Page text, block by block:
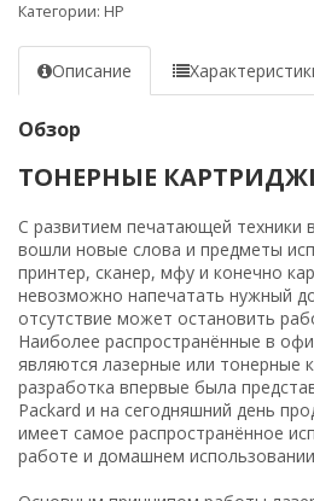
Категории: HP
Описание
Обзор
ТОНЕРНЫЕ
С развитием печатающей техники
вошли новые слова и предметы
принтер, сканер, мфу и конечно
невозможно напечатать нужный
отсутствие может остановить
Наиболее распространённые в
являются лазерные или тонерные
разработка впервые была
Packard и на сегодняшний день
имеет самое распространённое
работе и домашнем